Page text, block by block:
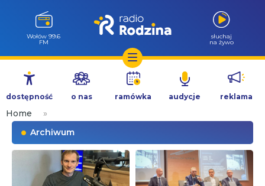
Przejdź
treści
Wołów 99.6
FM
słuchaj
na żywo
dostępność o nas ramówka audycje reklama
Home
»
Archiwum